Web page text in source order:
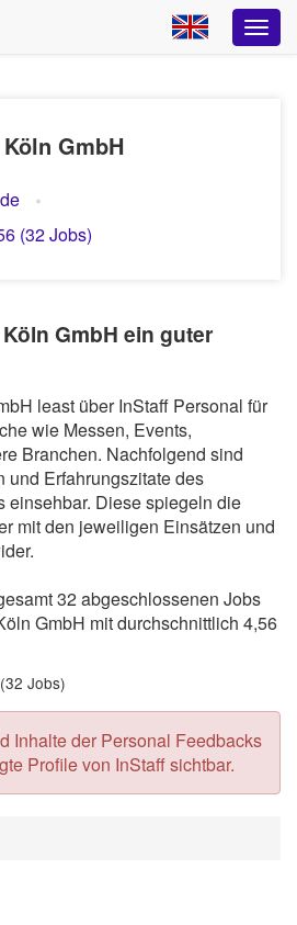
GmbH
(32 Jobs)
GmbH ein guter
least über InStaff Personal für
wie Messen, Events,
Branchen. Nachfolgend sind
und Erfahrungszitate des
einsehbar. Diese spiegeln die
mit den jeweiligen Einsätzen und
32 abgeschlossenen Jobs
GmbH mit durchschnittlich 4,56
(32 Jobs)
Inhalte der Personal Feedbacks
Profile von InStaff sichtbar.